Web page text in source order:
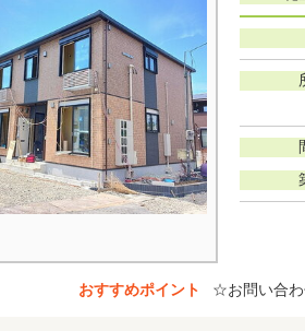
おすすめポイント ☆お問い合